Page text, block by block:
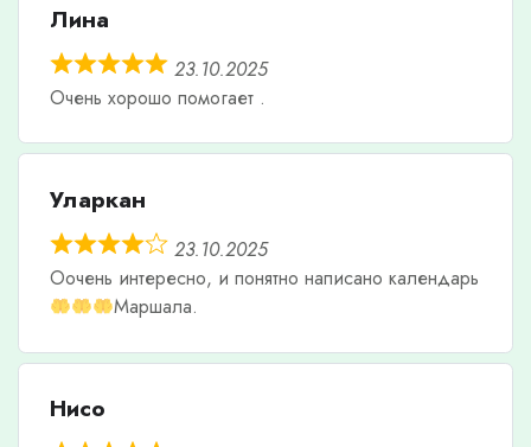
Лина
23.10.2025
Очень хорошо помогает .
Уларкан
23.10.2025
Оочень интересно, и понятно написано календарь
Маршала.
Нисо